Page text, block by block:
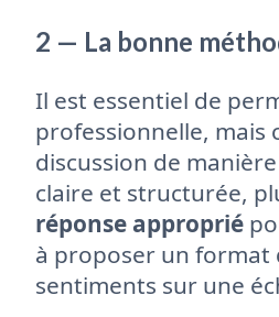
2 — La bonne
Il est essentiel de
professionnelle, mais
discussion de
claire et structurée,
réponse approprié
à proposer un format
sentiments sur une